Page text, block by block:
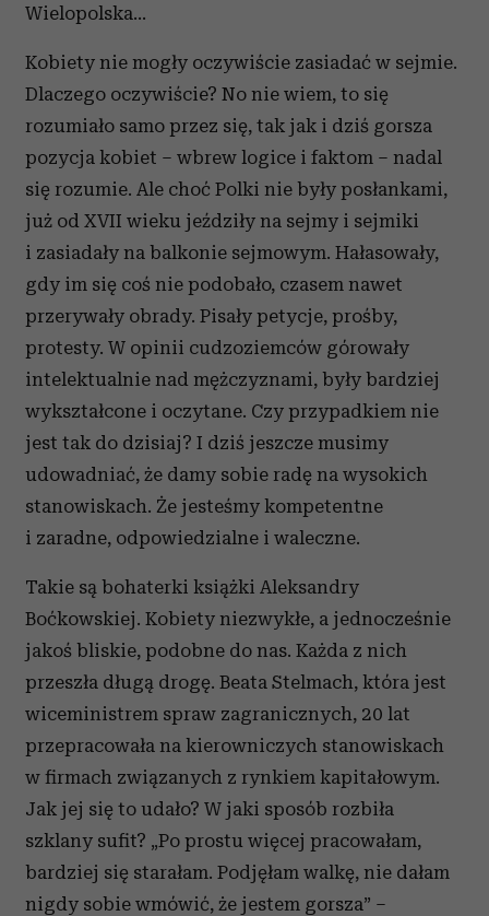
i reklam, aby oferować funkcje społecznościowe i
analizować ruch w naszej witrynie. Informacje o tym, jak
korzystasz z naszej witryny, udostępniamy partnerom
społecznościowym, reklamowym i analitycznym.
Partnerzy mogą połączyć te informacje z innymi danymi
otrzymanymi od Ciebie lub uzyskanymi podczas
korzystania z ich usług.
Wielopolska…
Kobiety nie mogły oczywiście zasiadać w sejmie.
Dlaczego oczywiście? No nie wiem, to się
rozumiało samo przez się, tak jak i dziś gorsza
pozycja kobiet – wbrew logice i faktom – nadal
się rozumie. Ale choć Polki nie były posłankami,
już od XVII wieku jeździły na sejmy i sejmiki
i zasiadały na balkonie sejmowym. Hałasowały,
gdy im się coś nie podobało, czasem nawet
przerywały obrady. Pisały petycje, prośby,
protesty. W opinii cudzoziemców górowały
intelektualnie nad mężczyznami, były bardziej
wykształcone i oczytane. Czy przypadkiem nie
jest tak do dzisiaj? I dziś jeszcze musimy
udowadniać, że damy sobie radę na wysokich
stanowiskach. Że jesteśmy kompetentne
i zaradne, odpowiedzialne i waleczne.
Takie są bohaterki książki Aleksandry
Boćkowskiej. Kobiety niezwykłe, a jednocześnie
jakoś bliskie, podobne do nas. Każda z nich
przeszła długą drogę. Beata Stelmach, która jest
wiceministrem spraw zagranicznych, 20 lat
przepracowała na kierowniczych stanowiskach
w firmach związanych z rynkiem kapitałowym.
Jak jej się to udało? W jaki sposób rozbiła
szklany sufit? „Po prostu więcej pracowałam,
bardziej się starałam. Podjęłam walkę, nie dałam
nigdy sobie wmówić, że jestem gorsza” –